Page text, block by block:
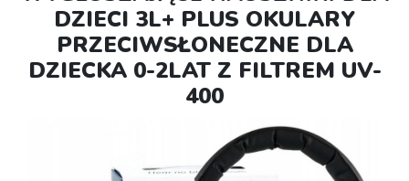
DZIECI 3L+ PLUS OKULARY
PRZECIWSŁONECZNE DLA
DZIECKA 0-2LAT Z FILTREM UV-
400